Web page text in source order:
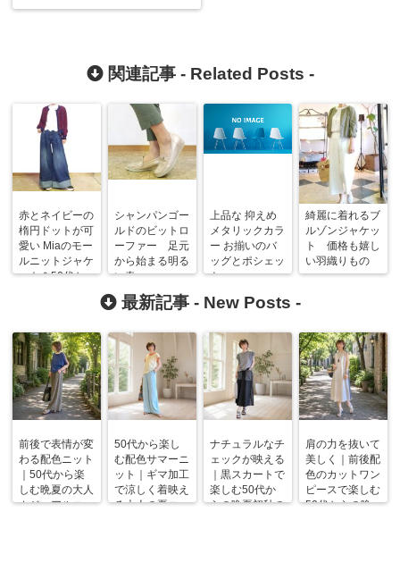
関連記事 - Related Posts -
赤とネイビーの
楕円ドットが可
愛い Miaのモー
ルニットジャケ
ット＆50代か
シャンパンゴー
ルドのビットロ
ーファー 足元
から始まる明る
い春
上品な 抑えめ
メタリックカラ
ー お揃いのバ
ッグとポシェッ
ト
綺麗に着れるブ
ルゾンジャケッ
ト 価格も嬉し
い羽織りもの
最新記事 - New Posts -
前後で表情が変
わる配色ニット
｜50代から楽
しむ晩夏の大人
カジュアルコー
50代から楽し
む配色サマーニ
ット｜ギマ加工
で涼しく着映え
る大人の夏コー
ナチュラルなチ
ェックが映える
｜黒スカートで
楽しむ50代か
らの晩夏初秋の
肩の力を抜いて
美しく｜前後配
色のカットワン
ピースで楽しむ
50代からの晩